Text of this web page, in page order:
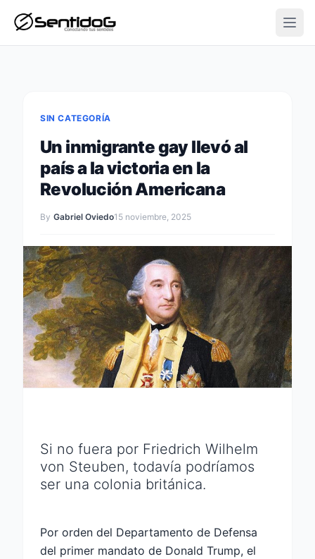
SIN CATEGORÍA
Un inmigrante gay llevó al
país a la victoria en la
Revolución Americana
By Gabriel Oviedo15 noviembre, 2025
Si no fuera por Friedrich Wilhelm
von Steuben, todavía podríamos
ser una colonia británica.
Por orden del Departamento de Defensa
del primer mandato de Donald Trump, el